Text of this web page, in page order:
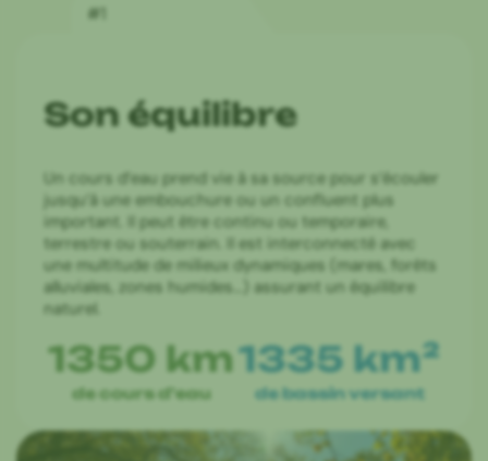
#1
Son équilibre
Un cours d’eau prend vie à sa source pour s’écouler
jusqu’à une embouchure ou un confluent plus
important. Il peut être continu ou temporaire,
terrestre ou souterrain. Il est interconnecté avec
une multitude de milieux dynamiques (mares, forêts
alluviales, zones humides…) assurant un équilibre
naturel.
1350 km
de cours d'eau
1335 km²
de bassin versant